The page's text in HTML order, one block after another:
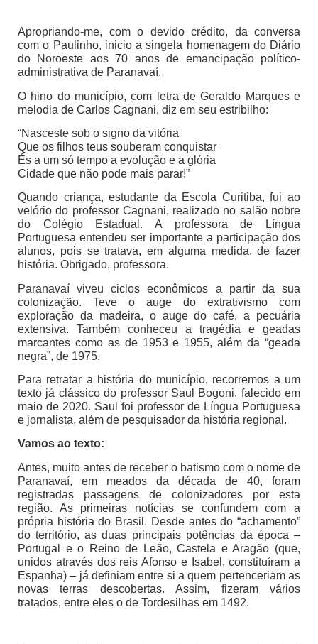
Apropriando-me, com o devido crédito, da conversa
com o Paulinho, inicio a singela homenagem do Diário
do Noroeste aos 70 anos de emancipação político-
administrativa de Paranavaí.
O hino do município, com letra de Geraldo Marques e
melodia de Carlos Cagnani, diz em seu estribilho:
“Nasceste sob o signo da vitória
Que os filhos teus souberam conquistar
És a um só tempo a evolução e a glória
Cidade que não pode mais parar!”
Quando criança, estudante da Escola Curitiba, fui ao
velório do professor Cagnani, realizado no salão nobre
do Colégio Estadual. A professora de Língua
Portuguesa entendeu ser importante a participação dos
alunos, pois se tratava, em alguma medida, de fazer
história. Obrigado, professora.
Paranavaí viveu ciclos econômicos a partir da sua
colonização. Teve o auge do extrativismo com
exploração da madeira, o auge do café, a pecuária
extensiva. Também conheceu a tragédia e geadas
marcantes como as de 1953 e 1955, além da “geada
negra”, de 1975.
Para retratar a história do município, recorremos a um
texto já clássico do professor Saul Bogoni, falecido em
maio de 2020. Saul foi professor de Língua Portuguesa
e jornalista, além de pesquisador da história regional.
Vamos ao texto:
Antes, muito antes de receber o batismo com o nome de
Paranavaí, em meados da década de 40, foram
registradas passagens de colonizadores por esta
região. As primeiras notícias se confundem com a
própria história do Brasil. Desde antes do “achamento”
do território, as duas principais potências da época –
Portugal e o Reino de Leão, Castela e Aragão (que,
unidos através dos reis Afonso e Isabel, constituíram a
Espanha) – já definiam entre si a quem pertenceriam as
novas terras descobertas. Assim, fizeram vários
tratados, entre eles o de Tordesilhas em 1492.